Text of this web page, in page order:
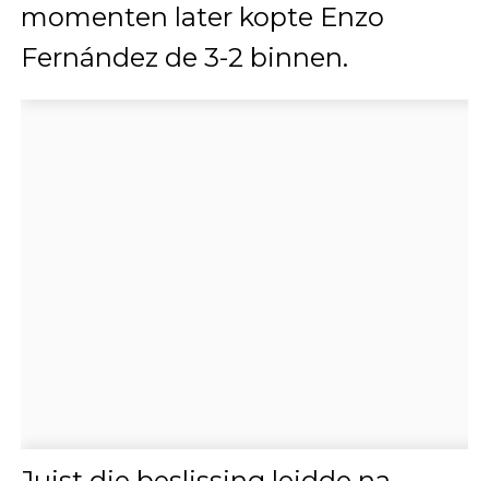
momenten later kopte Enzo
Fernández de 3-2 binnen.